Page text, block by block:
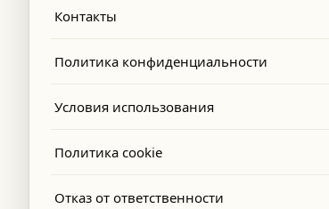
of the advertiser or its products.
for our full corrections policy
Контакты
Политика конфиденциальности
Условия использования
Политика cookie
Отказ от ответственности